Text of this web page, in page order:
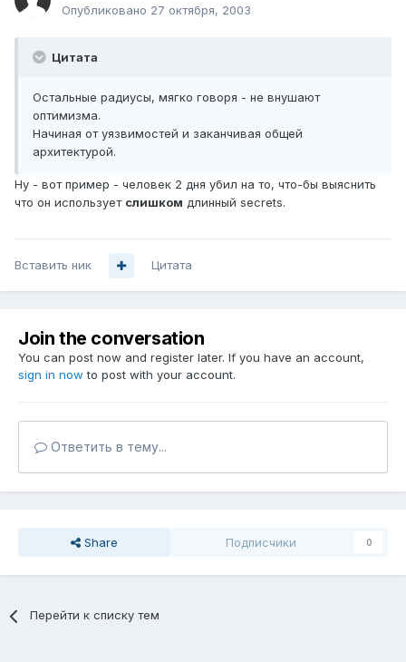
Опубликовано 27 октября, 2003
Цитата
Остальные радиусы, мягко говоря - не внушают
оптимизма.
Начиная от уязвимостей и заканчивая общей
архитектурой.
Ну - вот пример - человек 2 дня убил на то, что-бы выяснить
что он использует слишком длинный secrets.
Вставить ник Цитата
Join the conversation
You can post now and register later. If you have an account,
sign in now to post with your account.
Ответить в тему...
Share Подписчики 0
Перейти к списку тем